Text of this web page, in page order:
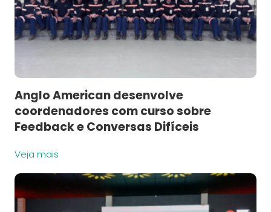
Anglo American desenvolve
coordenadores com curso sobre
Feedback e Conversas Difíceis
Veja mais